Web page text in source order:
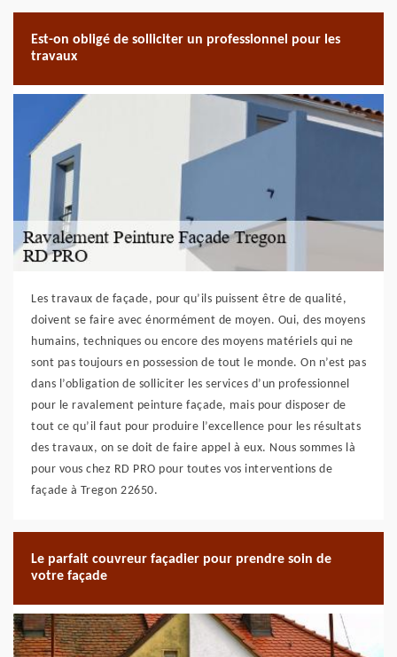
Est-on obligé de solliciter un professionnel pour les
travaux
Les travaux de façade, pour qu’ils puissent être de qualité,
doivent se faire avec énormément de moyen. Oui, des moyens
humains, techniques ou encore des moyens matériels qui ne
sont pas toujours en possession de tout le monde. On n’est pas
dans l’obligation de solliciter les services d’un professionnel
pour le ravalement peinture façade, mais pour disposer de
tout ce qu’il faut pour produire l’excellence pour les résultats
des travaux, on se doit de faire appel à eux. Nous sommes là
pour vous chez RD PRO pour toutes vos interventions de
façade à Tregon 22650.
Le parfait couvreur façadier pour prendre soin de
votre façade